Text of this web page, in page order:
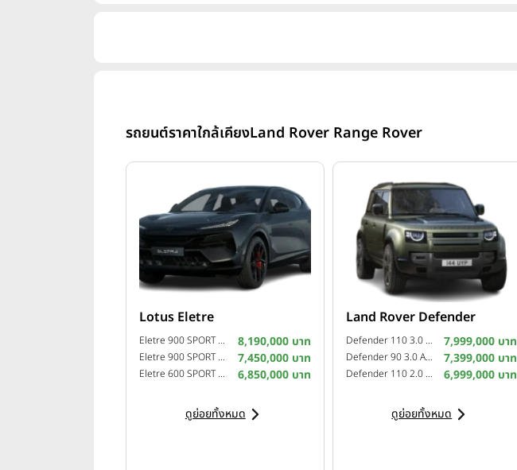
รถยนต์ราคาใกล้เคียงLand Rover Range Rover
Lotus Eletre
Eletre 900 SPORT CARBON ปี 2026 8,190,000 บาท
Eletre 900 SPORT ปี 2026 7,450,000 บาท
Eletre 600 SPORT SE ปี 2026 6,850,000 บาท
ดูย่อยทั้งหมด
Land Rover Defender
Defender 110 3.0 AWD X-Dynamic SE Plus (5 Door) ปี 2026 7,999,000 บาท
Defender 90 3.0 AWD X-Dynamic SE Plus (3 Door) ปี 2026 7,399,000 บาท
Defender 110 2.0 AWD X-Dynamic SE Plus (5 Door) ปี 2026 6,999,000 บาท
ดูย่อยทั้งหมด